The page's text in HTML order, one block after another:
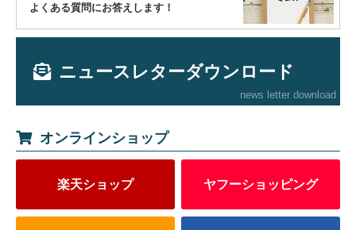
よくある質問にお答えします！
ニュースレターダウンロード
news letter download
オンラインショップ
楽天ショップ ヤフーショッピング